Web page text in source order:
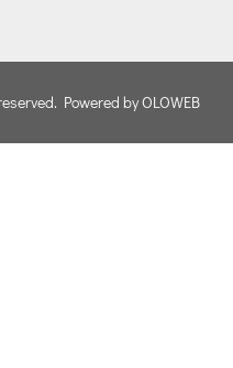
Powered by OLOWEB